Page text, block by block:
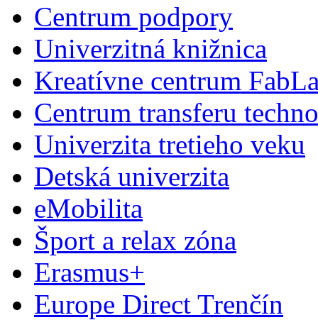
Centrum podpory
Univerzitná knižnica
Kreatívne centrum
Centrum transferu
Univerzita tretieho veku
Detská univerzita
eMobilita
Šport a relax zóna
Erasmus+
Europe Direct Trenčín